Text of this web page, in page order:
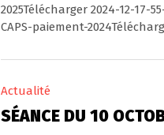
2025Télécharger 2024-12-17-
CAPS-paiement-
Actualité
SÉANCE DU 10